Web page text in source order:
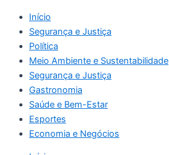
Início
Segurança e Justiça
Política
Meio Ambiente e Sustentabilidade
Segurança e Justiça
Gastronomia
Saúde e Bem-Estar
Esportes
Economia e Negócios